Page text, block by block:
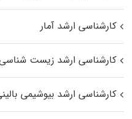
کارشناسی ارشد آمار
کارشناسی ارشد زیست
کارشناسی ارشد بیوشیمی